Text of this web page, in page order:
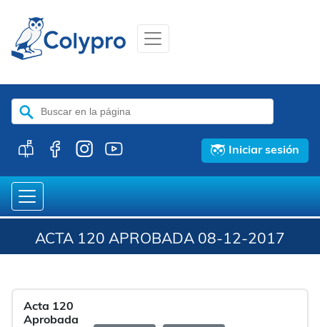
Buscar:
Iniciar sesión
ACTA 120 APROBADA 08-12-2017
Acta 120
Aprobada